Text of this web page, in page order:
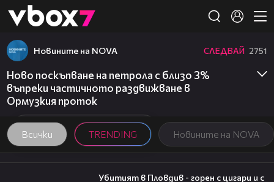
👾
Всички TRENDING Новините на NOVA
Новините на NOVA СЛЕДВАЙ 2751
Ново поскъпване на петрола с близо 3%
въпреки частичното раздвижване в
Ормузкия проток
01:27
Убитият в Пловдив - горен с цигари и с